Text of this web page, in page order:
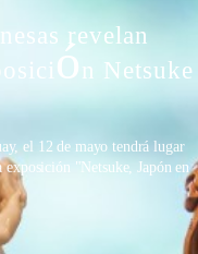
revelan
ón Netsuke
el 12 de mayo tendrá lugar
"Netsuke, Japón en